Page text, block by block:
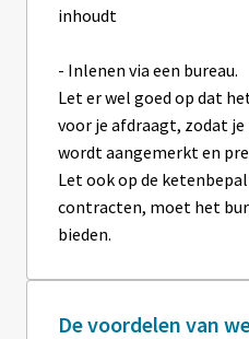
inhoudt
- Inlenen via een bureau.
Let er wel goed op dat
voor je afdraagt, zodat
wordt aangemerkt en
Let ook op de
contracten, moet het
bieden.
De voordelen van